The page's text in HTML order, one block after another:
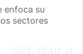
enfoca su
sectores